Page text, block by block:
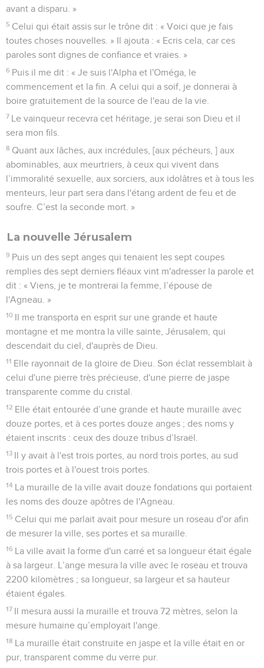
avant a disparu. »
5 Celui qui était assis sur le trône dit : « Voici que je fais
toutes choses nouvelles. » Il ajouta : « Ecris cela, car ces
paroles sont dignes de confiance et vraies. »
6 Puis il me dit : « Je suis l'Alpha et l'Oméga, le
commencement et la fin. A celui qui a soif, je donnerai à
boire gratuitement de la source de l'eau de la vie.
7 Le vainqueur recevra cet héritage, je serai son Dieu et il
sera mon fils.
8 Quant aux lâches, aux incrédules, [aux pécheurs, ] aux
abominables, aux meurtriers, à ceux qui vivent dans
l’immoralité sexuelle, aux sorciers, aux idolâtres et à tous les
menteurs, leur part sera dans l'étang ardent de feu et de
soufre. C’est la seconde mort. »
La nouvelle Jérusalem
9 Puis un des sept anges qui tenaient les sept coupes
remplies des sept derniers fléaux vint m'adresser la parole et
dit : « Viens, je te montrerai la femme, l’épouse de
l'Agneau. »
10 Il me transporta en esprit sur une grande et haute
montagne et me montra la ville sainte, Jérusalem, qui
descendait du ciel, d'auprès de Dieu.
11 Elle rayonnait de la gloire de Dieu. Son éclat ressemblait à
celui d'une pierre très précieuse, d'une pierre de jaspe
transparente comme du cristal.
12 Elle était entourée d’une grande et haute muraille avec
douze portes, et à ces portes douze anges ; des noms y
étaient inscrits : ceux des douze tribus d’Israël.
13 Il y avait à l'est trois portes, au nord trois portes, au sud
trois portes et à l'ouest trois portes.
14 La muraille de la ville avait douze fondations qui portaient
les noms des douze apôtres de l'Agneau.
15 Celui qui me parlait avait pour mesure un roseau d'or afin
de mesurer la ville, ses portes et sa muraille.
16 La ville avait la forme d'un carré et sa longueur était égale
à sa largeur. L’ange mesura la ville avec le roseau et trouva
2200 kilomètres ; sa longueur, sa largeur et sa hauteur
étaient égales.
17 Il mesura aussi la muraille et trouva 72 mètres, selon la
mesure humaine qu’employait l'ange.
18 La muraille était construite en jaspe et la ville était en or
pur, transparent comme du verre pur.